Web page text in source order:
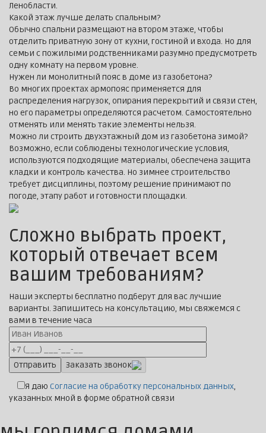
Ленобласти.
Какой этаж лучше делать спальным?
Обычно спальни размещают на втором этаже, чтобы
отделить приватную зону от кухни, гостиной и входа. Но для
семьи с пожилыми родственниками разумно предусмотреть
одну комнату на первом уровне.
Нужен ли монолитный пояс в доме из газобетона?
Во многих проектах армопояс применяется для
распределения нагрузок, опирания перекрытий и связи стен,
но его параметры определяются расчетом. Самостоятельно
отменять или менять такие элементы нельзя.
Можно ли строить двухэтажный дом из газобетона зимой?
Возможно, если соблюдены технологические условия,
используются подходящие материалы, обеспечена защита
кладки и контроль качества. Но зимнее строительство
требует дисциплины, поэтому решение принимают по
погоде, этапу работ и готовности площадки.
Сложно выбрать проект,
который отвечает всем
вашим требованиям?
Наши эксперты бесплатно подберут для вас лучшие
варианты. Запишитесь на консультацию, мы свяжемся с
вами в течение часа
Заказать звонок
Я даю Согласие на обработку персональных данных,
указанных мной в форме обратной связи